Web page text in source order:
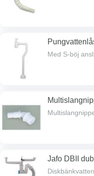
Med S-böj
Jafo DBII